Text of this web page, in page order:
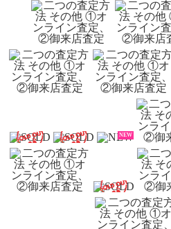
NEW